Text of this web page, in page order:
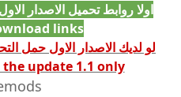
links
لو لديك الاصدار الاول حمل
update 1.1 only